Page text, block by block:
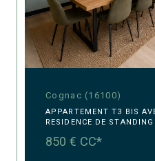
Cognac (16100)
APPARTEMENT T3 BIS
RESIDENCE DE STANDING
850 € CC*